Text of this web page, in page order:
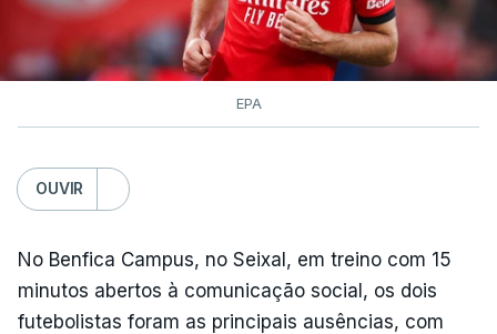
EPA
OUVIR
No Benfica Campus, no Seixal, em treino com 15
minutos abertos à comunicação social, os dois
futebolistas foram as principais ausências, com